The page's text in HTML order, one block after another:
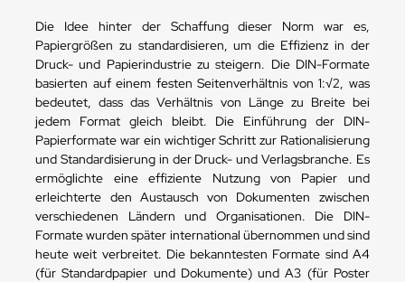
Die Idee hinter der Schaffung dieser Norm war es,
Papiergrößen zu standardisieren, um die Effizienz in der
Druck- und Papierindustrie zu steigern. Die DIN-Formate
basierten auf einem festen Seitenverhältnis von 1:√2, was
bedeutet, dass das Verhältnis von Länge zu Breite bei
jedem Format gleich bleibt. Die Einführung der DIN-
Papierformate war ein wichtiger Schritt zur Rationalisierung
und Standardisierung in der Druck- und Verlagsbranche. Es
ermöglichte eine effiziente Nutzung von Papier und
erleichterte den Austausch von Dokumenten zwischen
verschiedenen Ländern und Organisationen. Die DIN-
Formate wurden später international übernommen und sind
heute weit verbreitet. Die bekanntesten Formate sind A4
(für Standardpapier und Dokumente) und A3 (für Poster